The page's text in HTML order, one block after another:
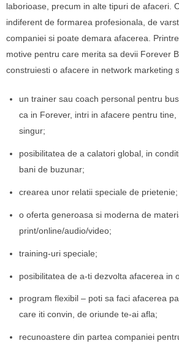
laborioase, precum in alte tipuri de afaceri.
indiferent de formarea profesionala, de
companiei si poate demara afacerea.
motive pentru care merita sa devii Forever
construiesti o afacere in network marketing
un trainer sau coach personal pentru
ca in Forever, intri in afacere pentru
singur;
posibilitatea de a calatori global, in
bani de buzunar;
crearea unor relatii speciale de prietenie;
o oferta generoasa si moderna de
print/online/audio/video;
training-uri speciale;
posibilitatea de a-ti dezvolta afacerea in
program flexibil – poti sa faci afacerea
care iti convin, de oriunde te-ai afla;
recunoastere din partea companiei